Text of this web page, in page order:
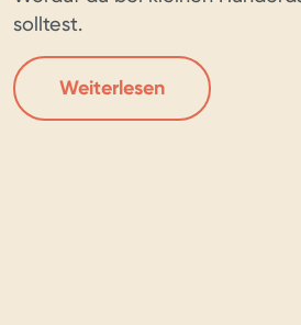
solltest.
Weiterlesen